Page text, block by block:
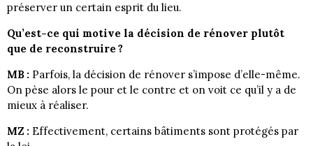
préserver un certain esprit du lieu.
Qu’est-ce qui motive la décision de rénover plutôt
que de reconstruire ?
MB : Parfois, la décision de rénover s’impose d’elle-même.
On pèse alors le pour et le contre et on voit ce qu’il y a de
mieux à réaliser.
MZ : Effectivement, certains bâtiments sont protégés par